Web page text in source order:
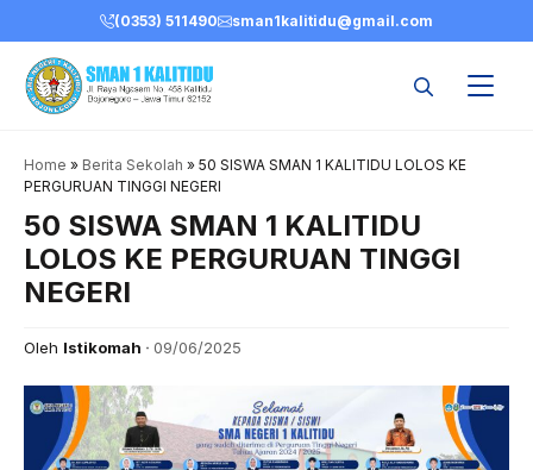
to
content
(0353) 511490 sman1kalitidu@gmail.com
Home » Berita Sekolah » 50 SISWA SMAN 1 KALITIDU LOLOS KE
PERGURUAN TINGGI NEGERI
50 SISWA SMAN 1 KALITIDU
LOLOS KE PERGURUAN TINGGI
NEGERI
Oleh Istikomah 09/06/2025